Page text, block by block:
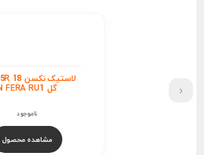
لاستیک نکسن 255/55R 18
مشاهده محصول
‹